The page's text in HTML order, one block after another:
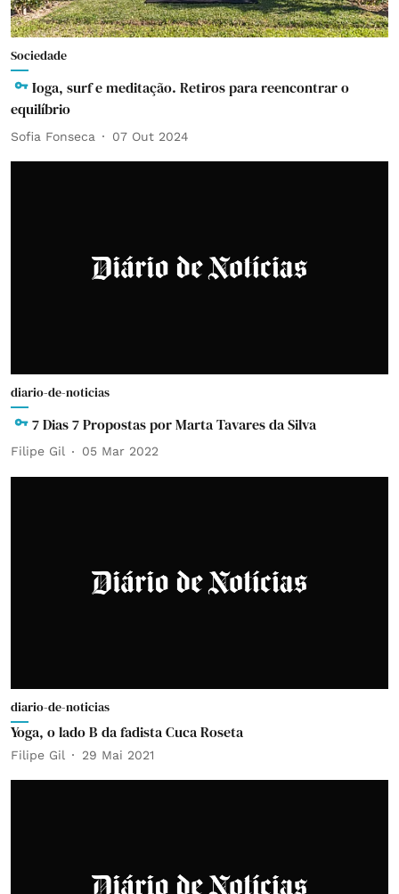
Sociedade
Ioga, surf e meditação. Retiros para reencontrar o
equilíbrio
Sofia Fonseca 07 Out 2024
diario-de-noticias
7 Dias 7 Propostas por Marta Tavares da Silva
Filipe Gil 05 Mar 2022
diario-de-noticias
Yoga, o lado B da fadista Cuca Roseta
Filipe Gil 29 Mai 2021